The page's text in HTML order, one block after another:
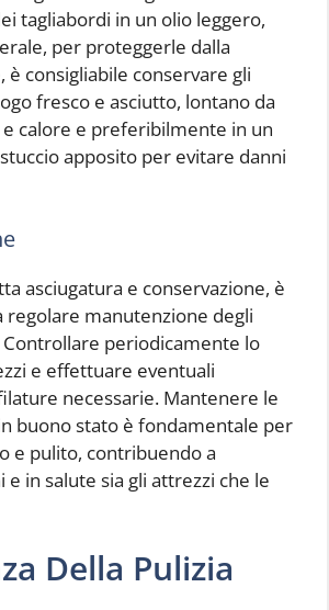
tagliabordi in un olio leggero,
per proteggerle dalla
è consigliabile conservare gli
fresco e asciutto, lontano da
calore e preferibilmente in un
apposito per evitare danni
asciugatura e conservazione, è
manutenzione degli
periodicamente lo
e effettuare eventuali
necessarie. Mantenere le
buono stato è fondamentale per
e pulito, contribuendo a
in salute sia gli attrezzi che le
Della Pulizia